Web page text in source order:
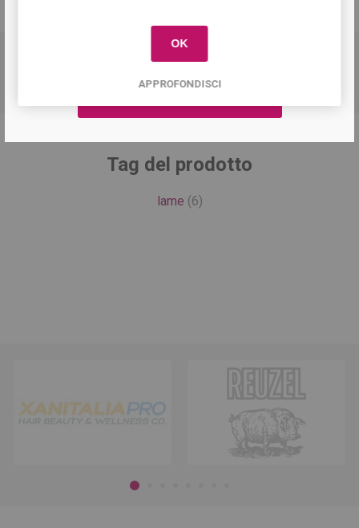
Tag del prodotto
lame (6)
OK
APPROFONDISCI